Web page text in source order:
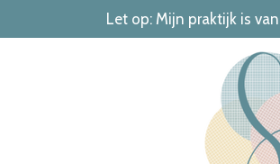
Let op: Mijn praktijk is